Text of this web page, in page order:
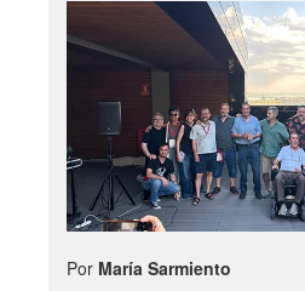
Por María Sarmiento